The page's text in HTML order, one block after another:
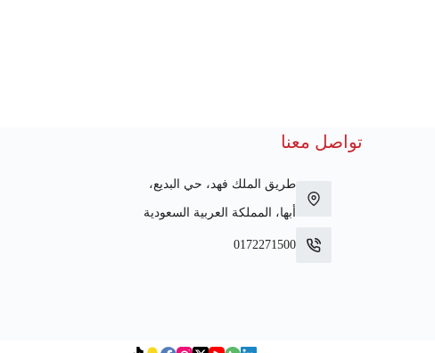
تواصل معنا
طريق الملك فهد، حي البديع،
أبها، المملكة العربية السعودية
0172271500